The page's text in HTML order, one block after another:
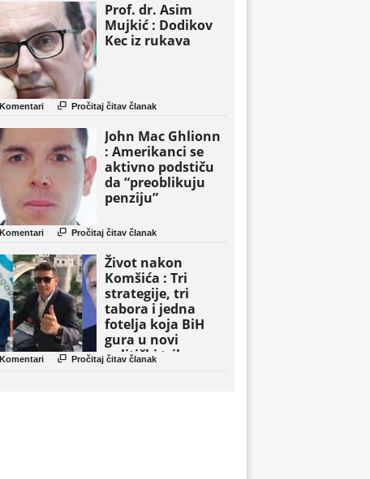
Prof. dr. Asim
Mujkić : Dodikov
Kec iz rukava
Komentari  Pročitaj čitav članak
John Mac Ghlionn
: Amerikanci se
aktivno podstiču
da “preoblikuju
penziju”
Komentari  Pročitaj čitav članak
Život nakon
Komšića : Tri
strategije, tri
tabora i jedna
fotelja koja BiH
gura u novi
politički triler
Komentari  Pročitaj čitav članak